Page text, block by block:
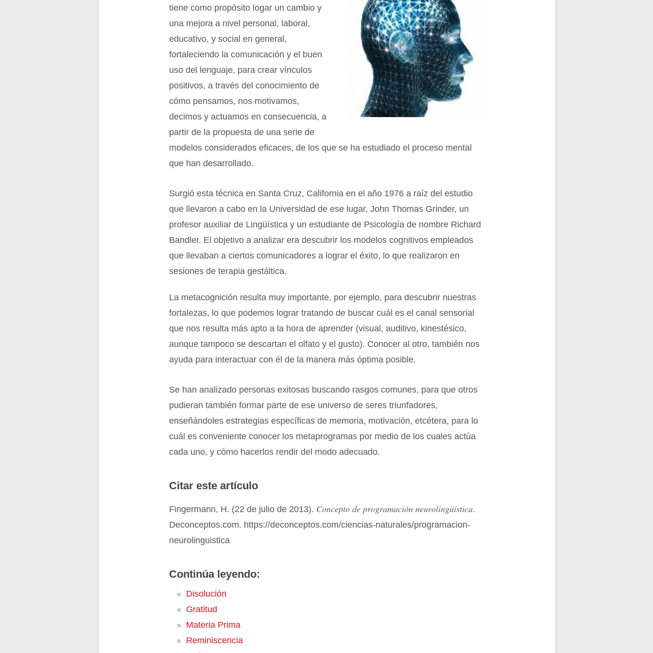
tiene como propósito logar un cambio y
una mejora a nivel personal, laboral,
educativo, y social en general,
fortaleciendo la comunicación y el buen
uso del lenguaje, para crear vínculos
positivos, a través del conocimiento de
cómo pensamos, nos motivamos,
decimos y actuamos en consecuencia, a
partir de la propuesta de una serie de
modelos considerados eficaces, de los que se ha estudiado el proceso mental
que han desarrollado.
Surgió esta técnica en Santa Cruz, California en el año 1976 a raíz del estudio
que llevaron a cabo en la Universidad de ese lugar, John Thomas Grinder, un
profesor auxiliar de Lingüística y un estudiante de Psicología de nombre Richard
Bandler. El objetivo a analizar era descubrir los modelos cognitivos empleados
que llevaban a ciertos comunicadores a lograr el éxito, lo que realizaron en
sesiones de terapia gestáltica.
La metacognición resulta muy importante, por ejemplo, para descubrir nuestras
fortalezas, lo que podemos lograr tratando de buscar cuál es el canal sensorial
que nos resulta más apto a la hora de aprender (visual, auditivo, kinestésico,
aunque tampoco se descartan el olfato y el gusto). Conocer al otro, también nos
ayuda para interactuar con él de la manera más óptima posible.
Se han analizado personas exitosas buscando rasgos comunes, para que otros
pudieran también formar parte de ese universo de seres triunfadores,
enseñándoles estrategias específicas de memoria, motivación, etcétera, para lo
cuál es conveniente conocer los metaprogramas por medio de los cuales actúa
cada uno, y cómo hacerlos rendir del modo adecuado.
Citar este artículo
Fingermann, H. (22 de julio de 2013). Concepto de programación neurolingüística.
Deconceptos.com. https://deconceptos.com/ciencias-naturales/programacion-
neurolinguistica
Continúa leyendo:
Disolución
Gratitud
Materia Prima
Reminiscencia